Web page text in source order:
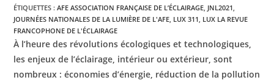
ÉTIQUETTES :AFE ASSOCIATION FRANÇAISE DE L’ÉCLAIRAGE, JNL2021,
JOURNÉES NATIONALES DE LA LUMIÈRE DE L'AFE, LUX 311, LUX LA REVUE
FRANCOPHONE DE L'ÉCLAIRAGE
À l’heure des révolutions écologiques et technologiques,
les enjeux de l’éclairage, intérieur ou extérieur, sont
nombreux : économies d’énergie, réduction de la pollution